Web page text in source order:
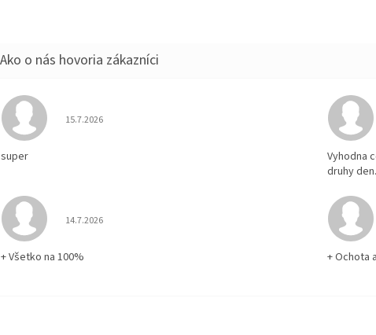
Hodnotenie obchodu je 5 z 5 hviezdičiek.
15.7.2026
super
Vyhodna
druhy den.
Hodnotenie obchodu je 5 z 5 hviezdičiek.
14.7.2026
+ Všetko na 100% + Ochota